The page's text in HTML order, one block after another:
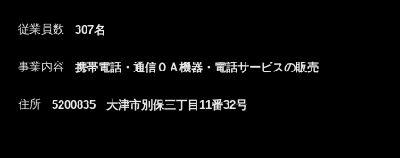
従業員数 307名
事業内容 携帯電話・通信ＯＡ機器・電話サービスの販売
住所 5200835 大津市別保三丁目11番32号